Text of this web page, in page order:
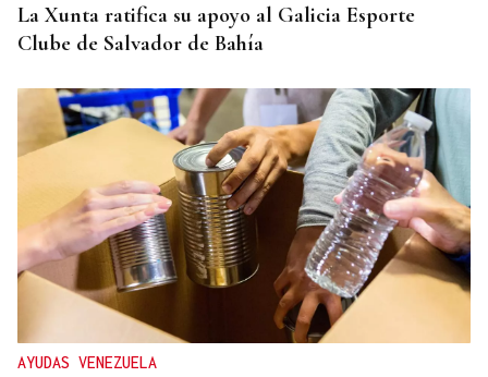
La Xunta ratifica su apoyo al Galicia Esporte
Clube de Salvador de Bahía
AYUDAS VENEZUELA